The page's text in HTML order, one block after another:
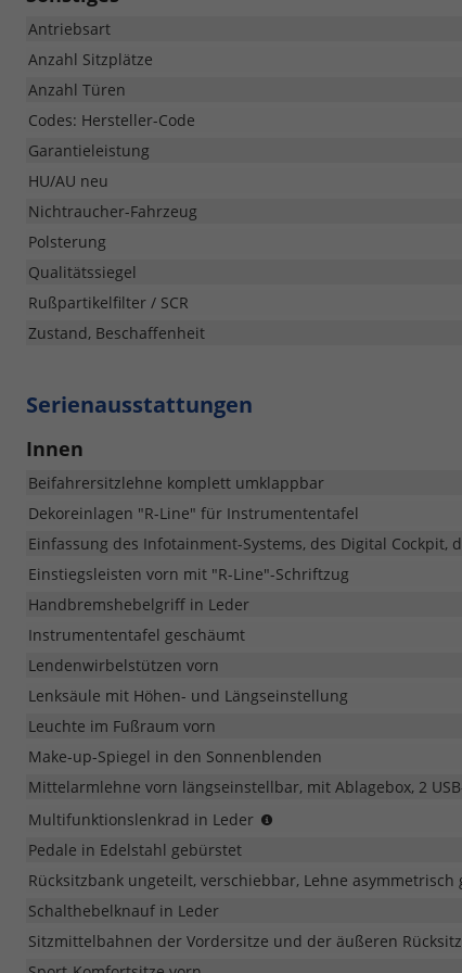
Antriebsart
Anzahl Sitzplätze
Anzahl Türen
Codes: Hersteller-Code
Garantieleistung
HU/AU neu
Nichtraucher-Fahrzeug
Polsterung
Qualitätssiegel
Rußpartikelfilter / SCR
Zustand, Beschaffenheit
Serienausstattungen
Innen
Beifahrersitzlehne komplett umklappbar
Dekoreinlagen "R-Line" für Instrumententafel
Einfassung des Infotainment-Systems, des Digital
Einstiegsleisten vorn mit "R-Line"-Schriftzug
Handbremshebelgriff in Leder
Instrumententafel geschäumt
Lendenwirbelstützen vorn
Lenksäule mit Höhen- und Längseinstellung
Leuchte im Fußraum vorn
Make-up-Spiegel in den Sonnenblenden
Mittelarmlehne vorn längseinstellbar, mit Ablagebox, 2
Multifunktionslenkrad in Leder
Schaltwippen)
Pedale in Edelstahl gebürstet
Rücksitzbank ungeteilt, verschiebbar, Lehne
Schalthebelknauf in Leder
Sitzmittelbahnen der Vordersitze und der äußeren